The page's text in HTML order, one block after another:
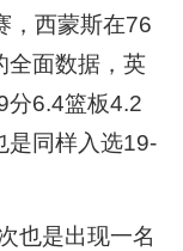
，西蒙斯在76
全面数据，英
分6.4篮板4.2
是同样入选19-
也是出现一名